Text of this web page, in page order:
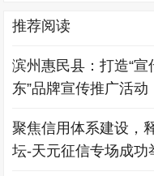
推荐阅读
滨州惠民县：打造“宣
东”品牌宣传推广活动
聚焦信用体系建设
坛-天元征信专场成功